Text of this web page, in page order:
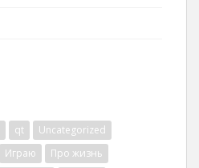
qt
Uncategorized
Играю
Про жизнь